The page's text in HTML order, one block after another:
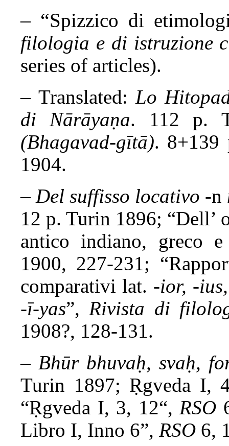
– “Spizzico di
filologia e di istruzione
series of articles).
– Translated: Lo
di Nārāyaṇa. 112 p.
(Bhagavad-gītā). 8+139
1904.
–Del suffisso locativo -n
12 p. Turin 1896; “Dell’
antico indiano, greco
1900, 227-231;
comparativi lat. -ior, -ius,
-ī-yas”,Rivista di
1908?, 128-131.
– Bhūr bhuvaḥ, svaḥ,
Turin 1897; Ṛgveda I,
“Ṛgveda I, 3, 12“, RSO
Libro I, Inno 6”, RSO 6,